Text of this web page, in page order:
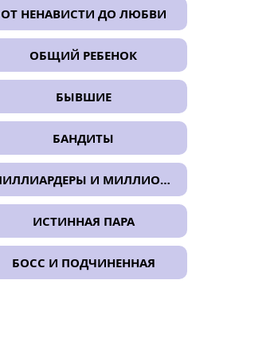
ОТ НЕНАВИСТИ ДО ЛЮБВИ
ОБЩИЙ РЕБЕНОК
БЫВШИЕ
БАНДИТЫ
МИЛЛИАРДЕРЫ И МИЛЛИОНЕРЫ
ИСТИННАЯ ПАРА
БОСС И ПОДЧИНЕННАЯ